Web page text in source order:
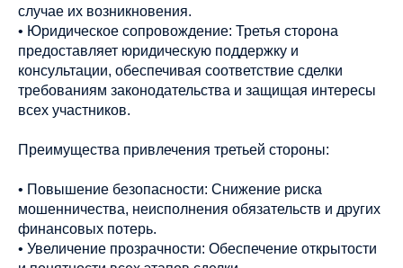
случае их возникновения.
• Юридическое сопровождение: Третья сторона
предоставляет юридическую поддержку и
консультации, обеспечивая соответствие сделки
требованиям законодательства и защищая интересы
всех участников.
Преимущества привлечения третьей стороны:
• Повышение безопасности: Снижение риска
мошенничества, неисполнения обязательств и других
финансовых потерь.
• Увеличение прозрачности: Обеспечение открытости